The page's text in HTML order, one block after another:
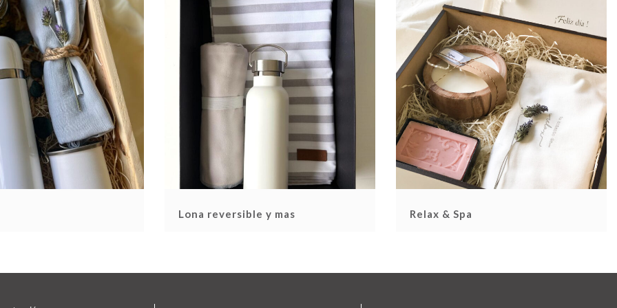
Lona reversible y mas Relax & Spa